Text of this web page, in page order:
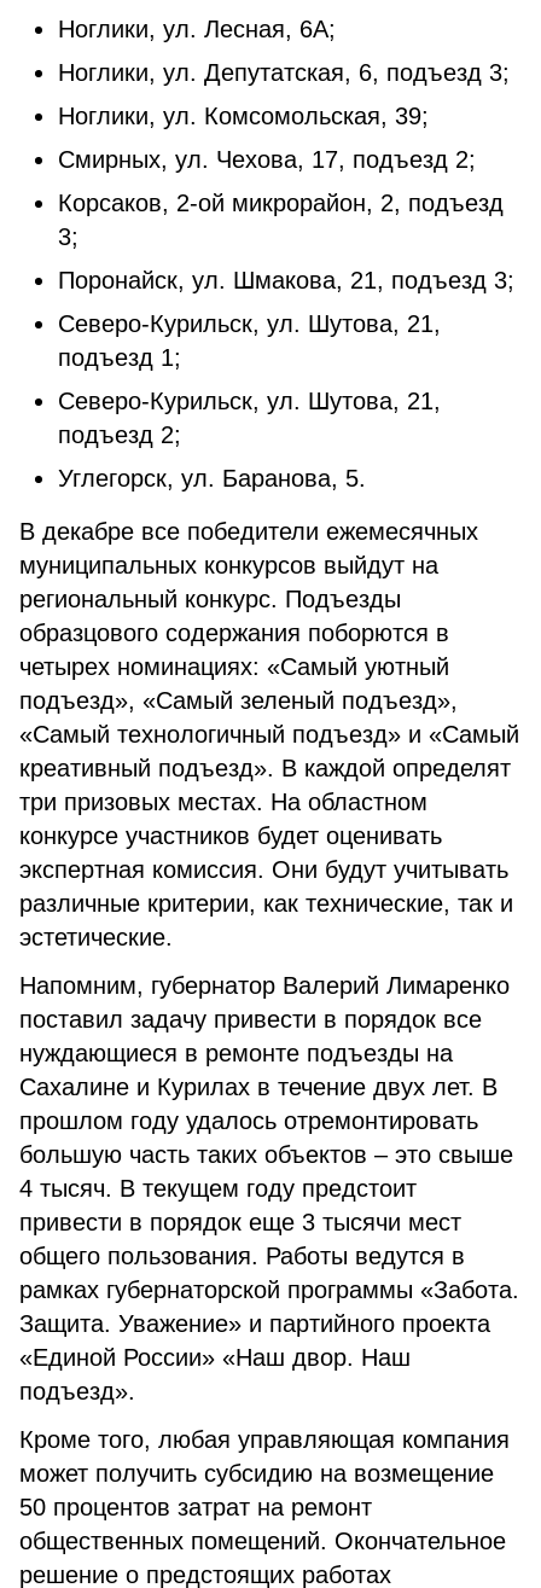
Ноглики, ул. Лесная, 6А;
Ноглики, ул. Депутатская, 6, подъезд 3;
Ноглики, ул. Комсомольская, 39;
Смирных, ул. Чехова, 17, подъезд 2;
Корсаков, 2-ой микрорайон, 2, подъезд
3;
Поронайск, ул. Шмакова, 21, подъезд 3;
Северо-Курильск, ул. Шутова, 21,
подъезд 1;
Северо-Курильск, ул. Шутова, 21,
подъезд 2;
Углегорск, ул. Баранова, 5.
В декабре все победители ежемесячных
муниципальных конкурсов выйдут на
региональный конкурс. Подъезды
образцового содержания поборются в
четырех номинациях: «Самый уютный
подъезд», «Самый зеленый подъезд»,
«Самый технологичный подъезд» и «Самый
креативный подъезд». В каждой определят
три призовых местах. На областном
конкурсе участников будет оценивать
экспертная комиссия. Они будут учитывать
различные критерии, как технические, так и
эстетические.
Напомним, губернатор Валерий Лимаренко
поставил задачу привести в порядок все
нуждающиеся в ремонте подъезды на
Сахалине и Курилах в течение двух лет. В
прошлом году удалось отремонтировать
большую часть таких объектов – это свыше
4 тысяч. В текущем году предстоит
привести в порядок еще 3 тысячи мест
общего пользования. Работы ведутся в
рамках губернаторской программы «Забота.
Защита. Уважение» и партийного проекта
«Единой России» «Наш двор. Наш
подъезд».
Кроме того, любая управляющая компания
может получить субсидию на возмещение
50 процентов затрат на ремонт
общественных помещений. Окончательное
решение о предстоящих работах